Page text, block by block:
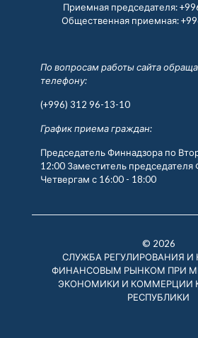
Приемная председателя:
Общественная приемная:
По вопросам работы сайта
телефону:
(+996) 312 96-13-10
График приема граждан:
Председатель Финнадзора по
12:00 Заместитель председателя
Четвергам с 16:00 - 18:00
© 2026
СЛУЖБА РЕГУЛИРОВАНИЯ И
ФИНАНСОВЫМ РЫНКОМ ПРИ
ЭКОНОМИКИ И КОММЕРЦИИ
РЕСПУБЛИКИ